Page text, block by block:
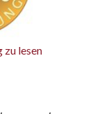
zu lesen